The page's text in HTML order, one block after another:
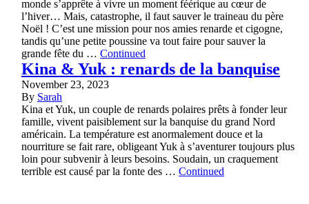
monde s’apprête à vivre un moment féérique au cœur de
l’hiver… Mais, catastrophe, il faut sauver le traineau du père
Noël ! C’est une mission pour nos amies renarde et cigogne,
tandis qu’une petite poussine va tout faire pour sauver la
grande fête du … Continued
Kina & Yuk : renards de la banquise
November 23, 2023
By Sarah
Kina et Yuk, un couple de renards polaires prêts à fonder leur
famille, vivent paisiblement sur la banquise du grand Nord
américain. La température est anormalement douce et la
nourriture se fait rare, obligeant Yuk à s’aventurer toujours plus
loin pour subvenir à leurs besoins. Soudain, un craquement
terrible est causé par la fonte des … Continued